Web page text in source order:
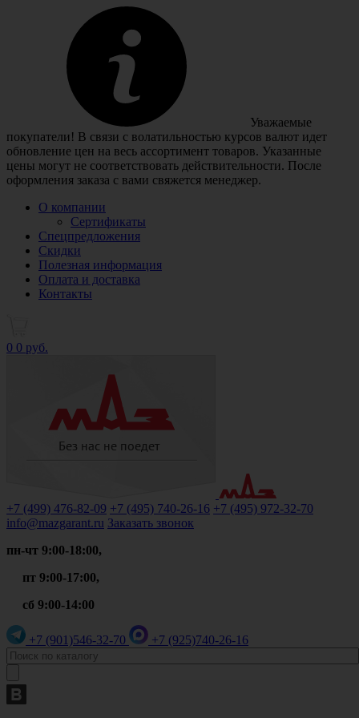
Уважаемые
покупатели! В связи с волатильностью курсов валют идет
обновление цен на весь ассортимент товаров. Указанные
цены могут не соответствовать действительности. После
оформления заказа с вами свяжется менеджер.
О компании
Сертификаты
Спецпредложения
Скидки
Полезная информация
Оплата и доставка
Контакты
0 0 руб.
+7 (499) 476-82-09 +7 (495) 740-26-16 +7 (495) 972-32-70
info@mazgarant.ru Заказать звонок
пн-чт 9:00-18:00,
пт 9:00-17:00,
сб 9:00-14:00
+7 (901)546-32-70 +7 (925)740-26-16